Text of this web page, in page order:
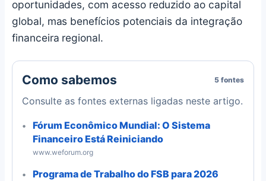
oportunidades, com acesso reduzido ao capital
global, mas benefícios potenciais da integração
financeira regional.
Como sabemos 5 fontes
Consulte as fontes externas ligadas neste artigo.
Fórum Econômico Mundial: O Sistema
Financeiro Está Reiniciando
www.weforum.org
Programa de Trabalho do FSB para 2026